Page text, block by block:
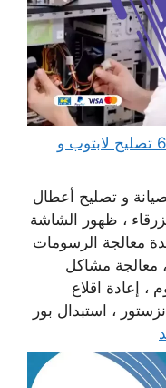
مهندس كمبيوتر صبحان 65511033 تصليح لابتوب و
و تصليح أعطال
، ظهور الشاشة
معالجة الرسومات
معالجة مشاكل
، إعادة اقلاع
، استبدال بور